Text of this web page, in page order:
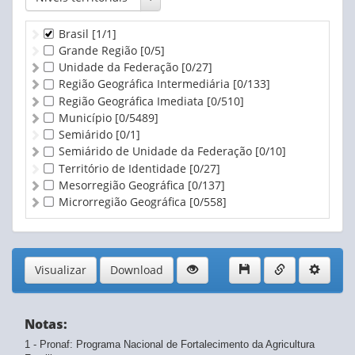
Uva (vinho ou suco) (Toneladas)
Brasil [1/1]
Grande Região [0/5]
Unidade da Federação [0/27]
Região Geográfica Intermediária [0/133]
Região Geográfica Imediata [0/510]
Município [0/5489]
Semiárido [0/1]
Semiárido de Unidade da Federação [0/10]
Território de Identidade [0/27]
Mesorregião Geográfica [0/137]
Microrregião Geográfica [0/558]
Visualizar Download
Notas:
1 - Pronaf: Programa Nacional de Fortalecimento da Agricultura